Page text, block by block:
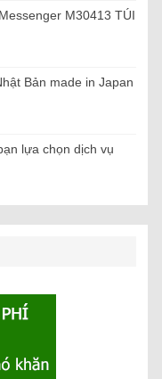
M30413 TÚI
Bản made in Japan
lựa chọn dịch vụ